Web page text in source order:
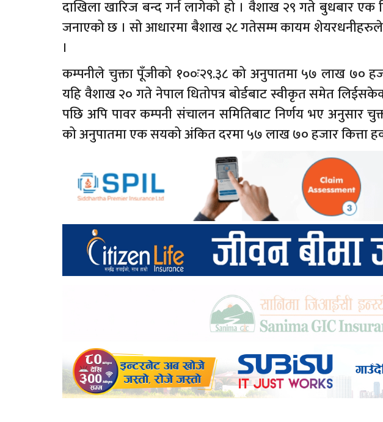
दाखिला खारिज बन्द गर्न लागेको हो । वैशाख २९ गते बुधबार एक
जनाएको छ । सो आधारमा बैशाख २८ गतेसम्म कायम शेयरधनीहरुले
।
कम्पनीले चुक्ता पूँजीको १००ः२९.३८ को अनुपातमा ५७ लाख ७०
यहि वैशाख २० गते नेपाल धितोपत्र बोर्डबाट स्वीकृत समेत
पछि अपि पावर कम्पनी संचालन समितिबाट निर्णय भए अनुसार
को अनुपातमा एक सयको अंकित दरमा ५७ लाख ७० हजार कित्ता